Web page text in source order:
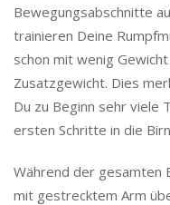
Bewegungsabschnitte
trainieren Deine
schon mit wenig
Zusatzgewicht. Dies
Du zu Beginn sehr viele
ersten Schritte in die
Während der gesamten
mit gestrecktem Arm